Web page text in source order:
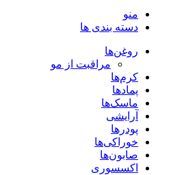
منو
دسته بندی ها
روغن‌ها
مراقبت از مو
کرم‌ها
پمادها
ماسک‌ها
آرایشی
پودرها
خوراکی‌ها
صابون‌ها
اکسسوری